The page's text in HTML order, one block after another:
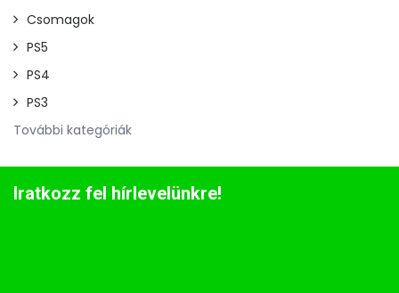
Csomagok
PS5
PS4
PS3
További kategóriák
Iratkozz fel hírlevelünkre!